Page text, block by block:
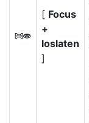
B
[ Focus
+
loslaten
]